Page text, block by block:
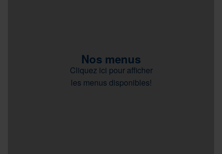
Nos menus
Cliquez ici pour afficher
les menus disponibles!